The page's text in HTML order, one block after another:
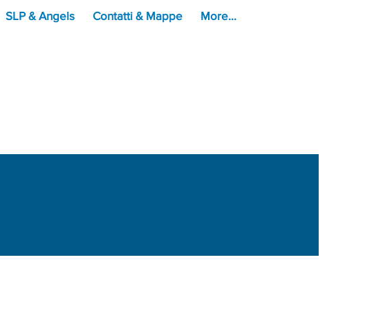
SLP & Angels Contatti & Mappe More...